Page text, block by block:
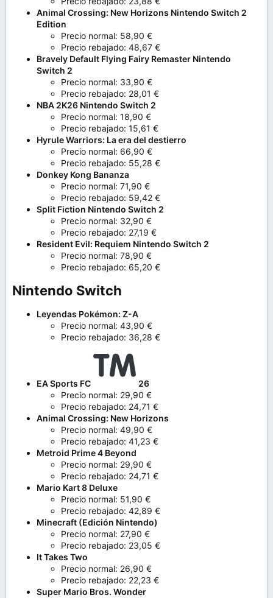
Animal Crossing: New Horizons Nintendo Switch 2
Edition
Precio normal: 58,90 €
Precio rebajado: 48,67 €
Bravely Default Flying Fairy Remaster Nintendo
Switch 2
Precio normal: 33,90 €
Precio rebajado: 28,01 €
NBA 2K26 Nintendo Switch 2
Precio normal: 18,90 €
Precio rebajado: 15,61 €
Hyrule Warriors: La era del destierro
Precio normal: 66,90 €
Precio rebajado: 55,28 €
Donkey Kong Bananza
Precio normal: 71,90 €
Precio rebajado: 59,42 €
Split Fiction Nintendo Switch 2
Precio normal: 32,90 €
Precio rebajado: 27,19 €
Resident Evil: Requiem Nintendo Switch 2
Precio normal: 78,90 €
Precio rebajado: 65,20 €
Nintendo Switch​
Leyendas Pokémon: Z-A
Precio normal: 43,90 €
Precio rebajado: 36,28 €
EA Sports FC
26
Precio normal: 29,90 €
Precio rebajado: 24,71 €
Animal Crossing: New Horizons
Precio normal: 49,90 €
Precio rebajado: 41,23 €
Metroid Prime 4 Beyond
Precio normal: 29,90 €
Precio rebajado: 24,71 €
Mario Kart 8 Deluxe
Precio normal: 51,90 €
Precio rebajado: 42,89 €
Minecraft (Edición Nintendo)
Precio normal: 27,90 €
Precio rebajado: 23,05 €
It Takes Two
Precio normal: 26,90 €
Precio rebajado: 22,23 €
Super Mario Bros. Wonder